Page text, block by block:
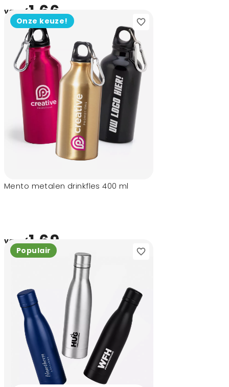
vanaf1,66
Onze keuze!
Mento metalen drinkfles 400 ml
vanaf1,69
Populair